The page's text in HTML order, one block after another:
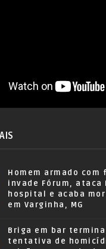
Homem armado com
invade Fórum, ataca
hospital e acaba
em Varginha, MG
Briga em bar termina
tentativa de